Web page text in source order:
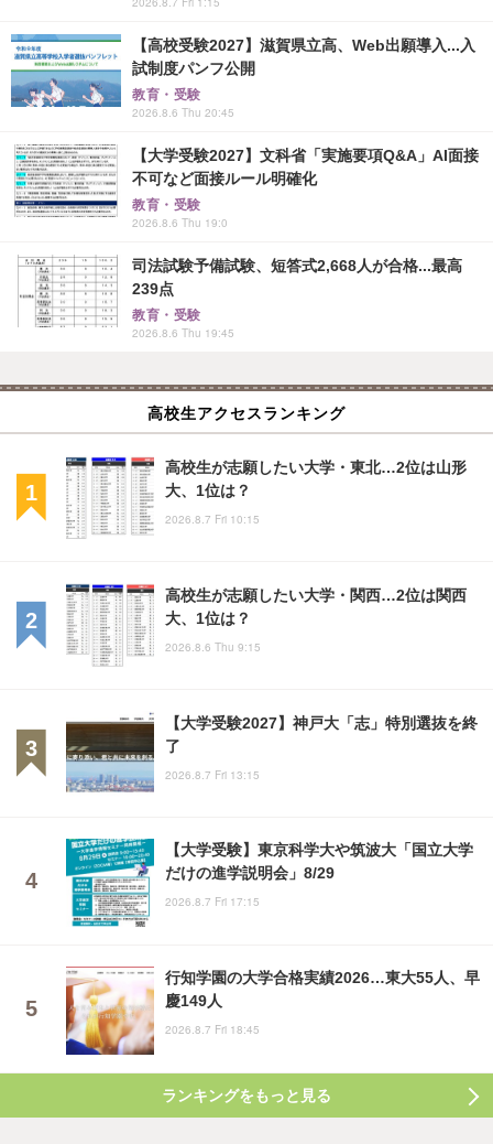
【高校受験2027】滋賀県立高、Web出願導入...入
試制度パンフ公開
教育・受験
2026.8.6 Thu 20:45
【大学受験2027】文科省「実施要項Q&A」AI面接
不可など面接ルール明確化
教育・受験
2026.8.6 Thu 19:0
司法試験予備試験、短答式2,668人が合格...最高
239点
教育・受験
2026.8.6 Thu 19:45
高校生アクセスランキング
高校生が志願したい大学・東北…2位は山形
大、1位は？
2026.8.7 Fri 10:15
高校生が志願したい大学・関西…2位は関西
大、1位は？
2026.8.6 Thu 9:15
【大学受験2027】神戸大「志」特別選抜を終
了
2026.8.7 Fri 13:15
【大学受験】東京科学大や筑波大「国立大学
だけの進学説明会」8/29
2026.8.7 Fri 17:15
行知学園の大学合格実績2026…東大55人、早
慶149人
2026.8.7 Fri 18:45
ランキングをもっと見る